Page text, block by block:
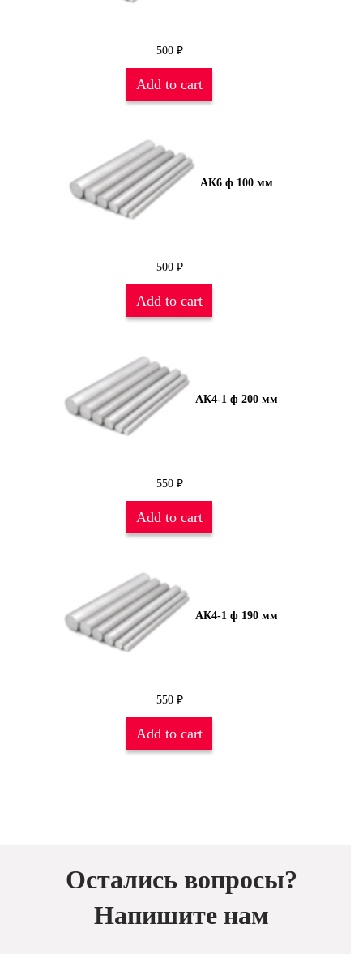
500 ₽
Add to cart
АК6 ф 100 мм
500 ₽
Add to cart
АК4-1 ф 200 мм
550 ₽
Add to cart
АК4-1 ф 190 мм
550 ₽
Add to cart
Остались вопросы?
Напишите нам